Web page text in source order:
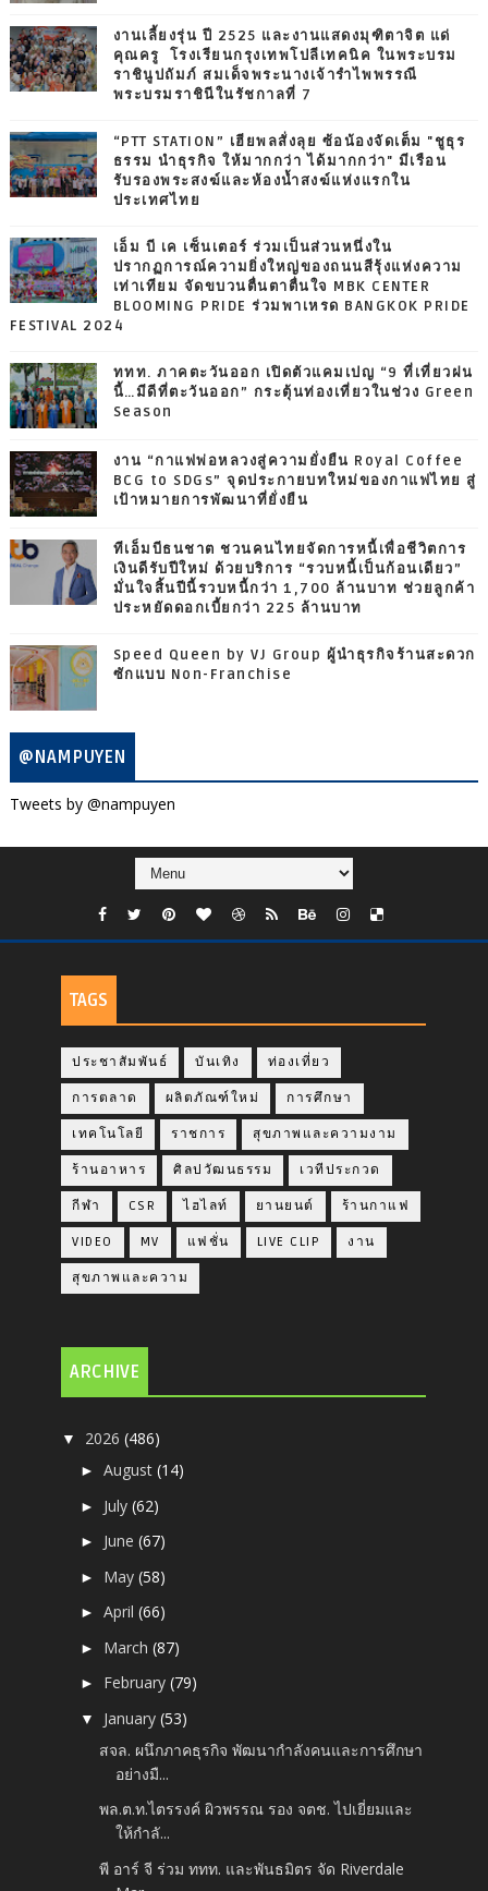
งานเลี้ยงรุ่น ปี 2525 และงานแสดงมุฑิตาจิต แด่
คุณครู โรงเรียนกรุงเทพโปลีเทคนิค ในพระบรม
ราชินูปถัมภ์ สมเด็จพระนางเจ้ารำไพพรรณี
พระบรมราชินีในรัชกาลที่ 7
“PTT STATION” เฮียพลสั่งลุย ซ้อน้องจัดเต็ม "ชูธุร
ธรรม นำธุรกิจ ให้มากกว่า ได้มากกว่า" มีเรือน
รับรองพระสงฆ์และห้องน้ำสงฆ์แห่งแรกใน
ประเทศไทย
เอ็ม บี เค เซ็นเตอร์ ร่วมเป็นส่วนหนึ่งใน
ปรากฏการณ์ความยิ่งใหญ่ของถนนสีรุ้งแห่งความ
เท่าเทียม จัดขบวนตื่นตาตื่นใจ MBK CENTER
BLOOMING PRIDE ร่วมพาเหรด BANGKOK PRIDE
FESTIVAL 2024
ททท. ภาคตะวันออก เปิดตัวแคมเปญ “9 ที่เที่ยวฝน
นี้…มีดีที่ตะวันออก” กระตุ้นท่องเที่ยวในช่วง Green
Season
งาน “กาแฟพ่อหลวงสู่ความยั่งยืน Royal Coffee
BCG to SDGs” จุดประกายบทใหม่ของกาแฟไทย สู่
เป้าหมายการพัฒนาที่ยั่งยืน
ทีเอ็มบีธนชาต ชวนคนไทยจัดการหนี้เพื่อชีวิตการ
เงินดีรับปีใหม่ ด้วยบริการ “รวบหนี้เป็นก้อนเดียว”
มั่นใจสิ้นปีนี้รวบหนี้กว่า 1,700 ล้านบาท ช่วยลูกค้า
ประหยัดดอกเบี้ยกว่า 225 ล้านบาท
Speed Queen by VJ Group ผู้นำธุรกิจร้านสะดวก
ซักแบบ Non-Franchise
@NAMPUYEN
Tweets by @nampuyen
TAGS
ประชาสัมพันธ์ บันเทิง ท่องเที่ยว
การตลาด ผลิตภัณฑ์ใหม่ การศึกษา
เทคโนโลยี ราชการ สุขภาพและความงาม
ร้านอาหาร ศิลปวัฒนธรรม เวทีประกวด
กีฬา CSR ไฮไลท์ ยานยนต์ ร้านกาแฟ
VIDEO MV แฟชั่น LIVE CLIP งาน
สุขภาพและความ
ARCHIVE
▼ 2026(486)
►August(14)
► July(62)
► June(67)
► May(58)
►April(66)
► March(87)
► February(79)
▼ January(53)
สจล. ผนึกภาคธุรกิจ พัฒนากำลังคนและการศึกษา
อย่างมื...
พล.ต.ท.ไตรรงค์ ผิวพรรณ รอง จตช. ไปเยี่ยมและ
ให้กำลั...
พี อาร์ จี ร่วม ททท. และพันธมิตร จัด Riverdale